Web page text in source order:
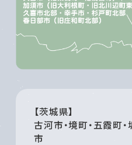
【茨城県】
古河市・境町・五霞町
市